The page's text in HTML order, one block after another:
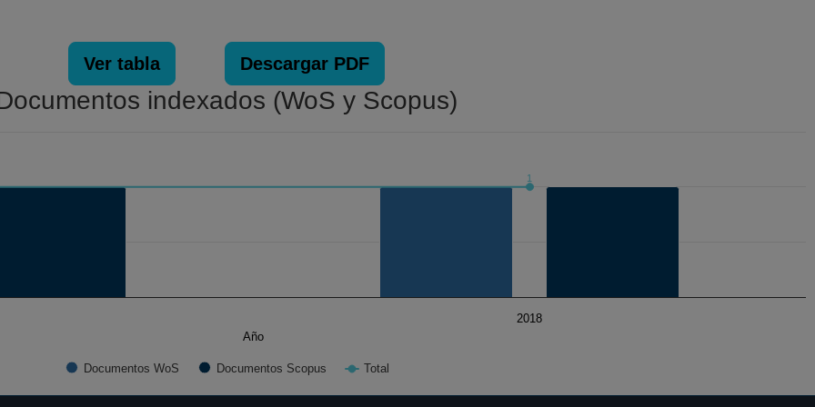
Ver tabla Descargar PDF
indexados (WoS y Scopus)
Data ranges from 1 to 1.
Año
1
Documentos WoS Documentos Scopus Total
2018